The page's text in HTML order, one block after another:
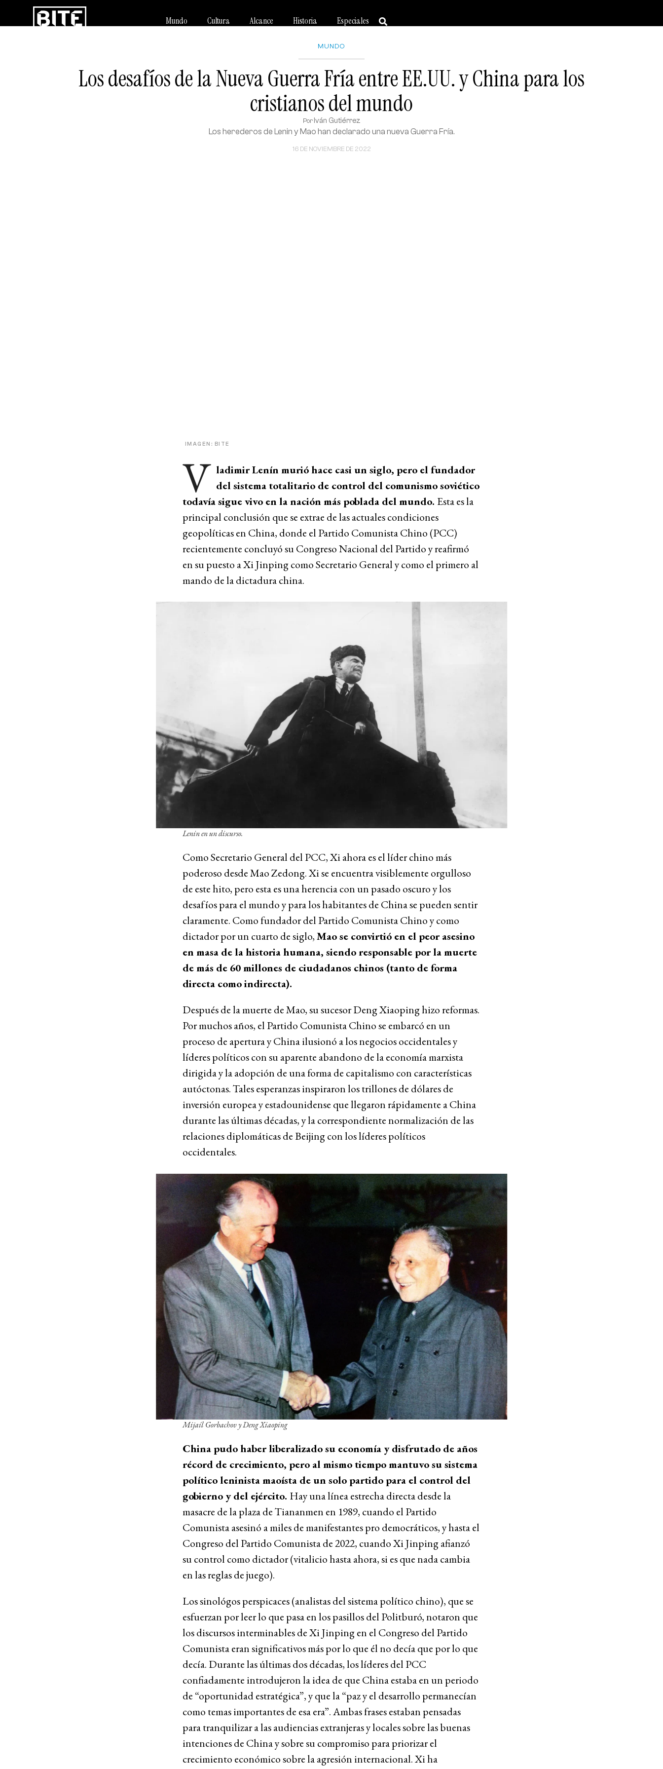
Mundo Cultura Alcance Historia Especiales
MUNDO
Los desafíos de la Nueva Guerra Fría entre EE.UU. y China para los
cristianos del mundo
Por Iván Gutiérrez
16 DE NOVIEMBRE DE 2022
Los herederos de Lenin y Mao han declarado una nueva Guerra Fría.
IMAGEN: BITE
V ladimir Lenín murió hace casi un siglo, pero el fundador
del sistema totalitario de control del comunismo soviético
todavía sigue vivo en la nación más poblada del mundo. Esta es la
principal conclusión que se extrae de las actuales condiciones
geopolíticas en China, donde el Partido Comunista Chino (PCC)
recientemente concluyó su Congreso Nacional del Partido y reafirmó
en su puesto a Xi Jinping como Secretario General y como el primero al
mando de la dictadura china.
Lenin en un discurso.
Como Secretario General del PCC, Xi ahora es el líder chino más
poderoso desde Mao Zedong. Xi se encuentra visiblemente orgulloso
de este hito, pero esta es una herencia con un pasado oscuro y los
desafíos para el mundo y para los habitantes de China se pueden sentir
claramente. Como fundador del Partido Comunista Chino y como
dictador por un cuarto de siglo,Mao se convirtió en el peor asesino
en masa de la historia humana, siendo responsable por la muerte
de más de 60 millones de ciudadanos chinos (tanto de forma
directa como indirecta).
Después de la muerte de Mao, su sucesor Deng Xiaoping hizo reformas.
Por muchos años, el Partido Comunista Chino se embarcó en un
proceso de apertura y China ilusionó a los negocios occidentales y
líderes políticos con su aparente abandono de la economía marxista
dirigida y la adopción de una forma de capitalismo con características
autóctonas. Tales esperanzas inspiraron los trillones de dólares de
inversión europea y estadounidense que llegaron rápidamente a China
durante las últimas décadas, y la correspondiente normalización de las
relaciones diplomáticas de Beijing con los líderes políticos
occidentales.
Mijaíl Gorbachov y Deng Xiaoping
China pudo haber liberalizado su economía y disfrutado de años
récord de crecimiento, pero al mismo tiempo mantuvo su sistema
político leninista maoísta de un solo partido para el control del
gobierno y del ejército. Hay una línea estrecha directa desde la
masacre de la plaza de Tiananmen en 1989, cuando el Partido
Comunista asesinó a miles de manifestantes pro democráticos, y hasta el
Congreso del Partido Comunista de 2022, cuando Xi Jinping afianzó
su control como dictador (vitalicio hasta ahora, si es que nada cambia
en las reglas de juego).
Los sinológos perspicaces (analistas del sistema político chino), que se
esfuerzan por leer lo que pasa en los pasillos del Politburó, notaron que
los discursos interminables de Xi Jinping en el Congreso del Partido
Comunista eran significativos más por lo que él no decía que por lo que
decía. Durante las últimas dos décadas, los líderes del PCC
confiadamente introdujeron la idea de que China estaba en un periodo
de “oportunidad estratégica”, y que la “paz y el desarrollo permanecían
como temas importantes de esa era”. Ambas frases estaban pensadas
para tranquilizar a las audiencias extranjeras y locales sobre las buenas
intenciones de China y sobre su compromiso para priorizar el
crecimiento económico sobre la agresión internacional. Xi ha